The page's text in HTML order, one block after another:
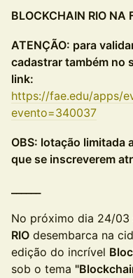
BLOCKCHAIN RIO NA
ATENÇÃO: para
cadastrar também no
link:
https://fae.edu/apps/
evento=340037
OBS: lotação limitada
que se inscreverem
No próximo dia 24/03
RIO desembarca na
edição do incrível
sob o tema